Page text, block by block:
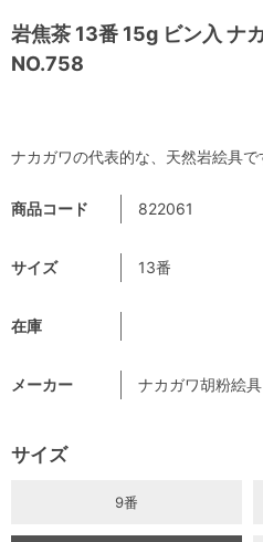
岩焦茶 13番 15g ビン入 ナ
NO.758
商品コード 822061
サイズ 13番
在庫
メーカー ナカガワ胡粉絵具
サイズ
9番
ナカガワの代表的な、天然岩絵具で